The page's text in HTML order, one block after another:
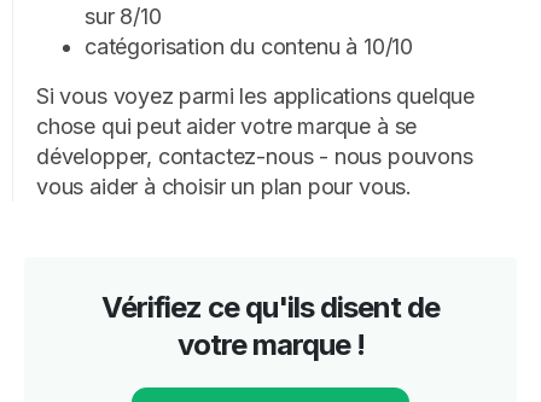
sur 8/10
catégorisation du contenu à 10/10
Si vous voyez parmi les applications quelque
chose qui peut aider votre marque à se
développer, contactez-nous - nous pouvons
vous aider à choisir un plan pour vous.
Vérifiez ce qu'ils disent de
votre marque !